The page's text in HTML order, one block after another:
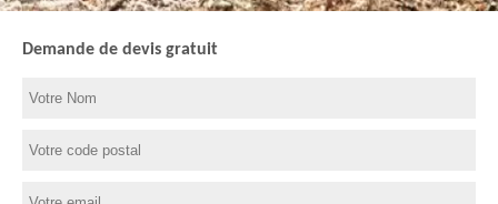
Demande de devis gratuit